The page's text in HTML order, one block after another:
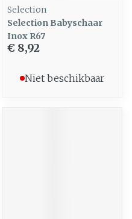
Selection
Selection Babyschaar
Inox R67
€ 8,92
Niet beschikbaar